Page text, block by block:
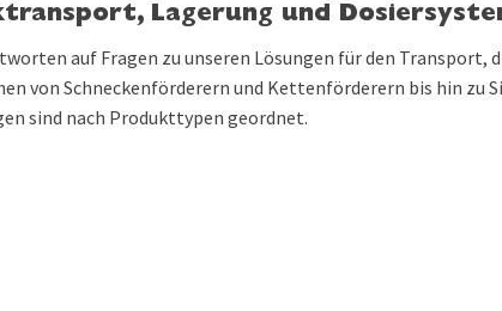
Lagerung und
auf Fragen zu unseren Lösungen für den Transport,
von Schneckenförderern und Kettenförderern bis hin zu
sind nach Produkttypen geordnet.